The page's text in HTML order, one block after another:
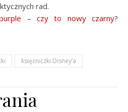
rad.
purple – czy to nowy czarny?
księżniczki Disney’a